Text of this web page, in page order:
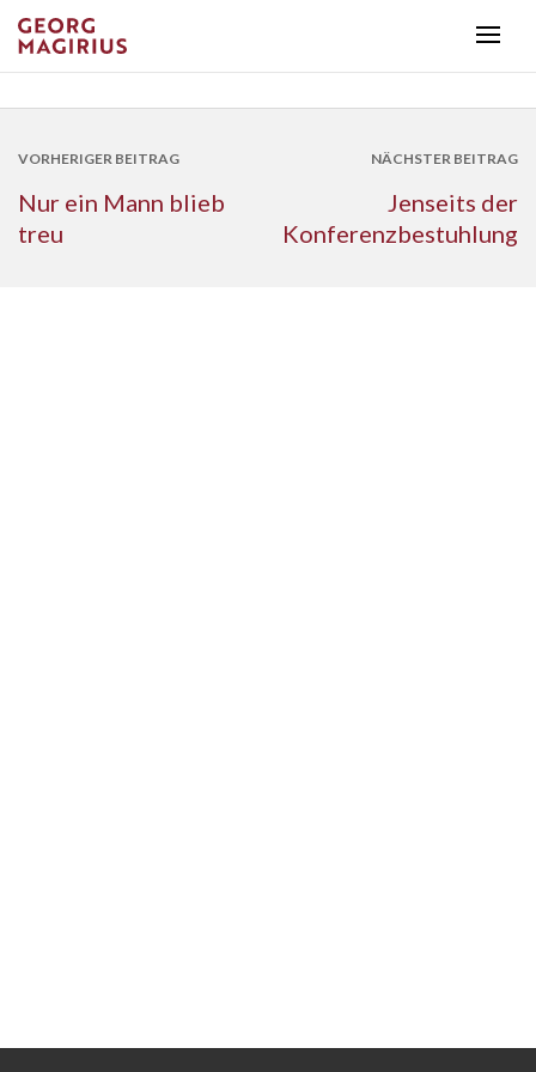
VORHERIGER BEITRAG
Nur ein Mann blieb
treu
NÄCHSTER BEITRAG
Jenseits der
Konferenzbestuhlung